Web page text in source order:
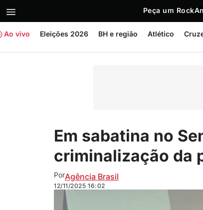
Peça um Rock
Ao vivo Eleições 2026 BH e região Atlético
Em sabatina no
criminalização da
PorAgência Brasil
12/11/2025 16:02